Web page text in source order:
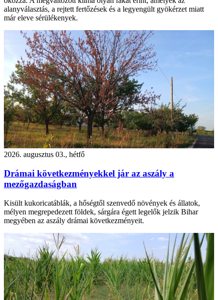
alanyválasztás, a rejtett fertőzések és a legyengült gyökérzet miatt
már eleve sérülékenyek.
2026. augusztus 03., hétfő
Drámai következményekkel jár az aszály a
mezőgazdaságban
Kisült kukoricatáblák, a hőségtől szenvedő növények és állatok,
mélyen megrepedezett földek, sárgára égett legelők jelzik Bihar
megyében az aszály drámai következményeit.